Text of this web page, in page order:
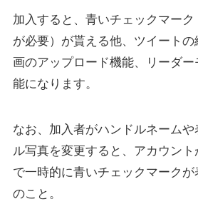
加入すると、青いチェックマー
が必要）が貰える他、ツイートの
画のアップロード機能、リーダ
能になります。
なお、加入者がハンドルネーム
ル写真を変更すると、アカウント
で一時的に青いチェックマーク
のこと。